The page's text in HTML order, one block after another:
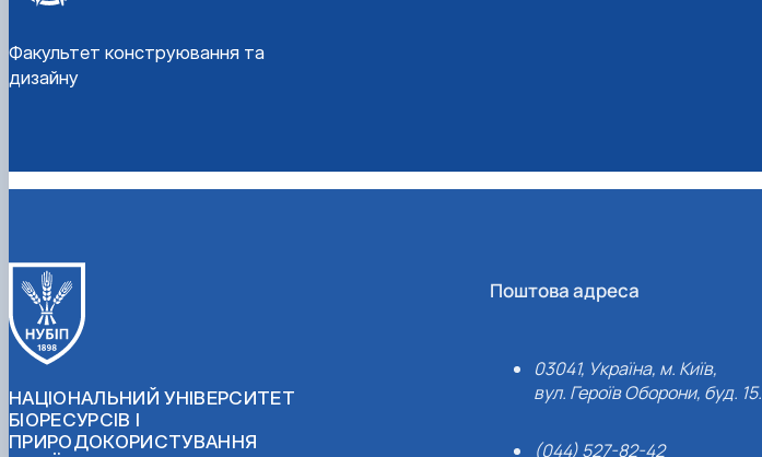
Факультет конструювання та
дизайну
НАЦІОНАЛЬНИЙ УНІВЕРСИТЕТ
БІОРЕСУРСІВ І
ПРИРОДОКОРИСТУВАННЯ
Поштова адреса
03041, Україна, м. Київ,
вул. Героїв Оборони, буд. 15.
(044) 527-82-42